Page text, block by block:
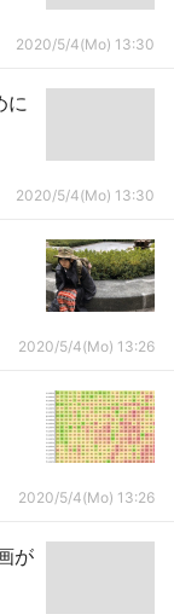
2020/5/4(Mo) 13:30
に
2020/5/4(Mo) 13:30
2020/5/4(Mo) 13:26
2020/5/4(Mo) 13:26
が